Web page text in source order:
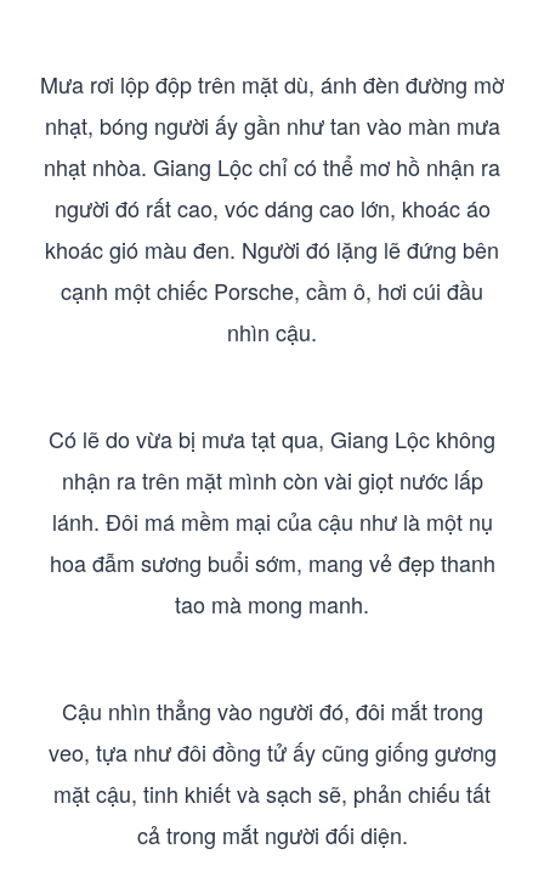
Mưa rơi lộp độp trên mặt dù, ánh đèn đường mờ
nhạt, bóng người ấy gần như tan vào màn mưa
nhạt nhòa. Giang Lộc chỉ có thể mơ hồ nhận ra
người đó rất cao, vóc dáng cao lớn, khoác áo
khoác gió màu đen. Người đó lặng lẽ đứng bên
cạnh một chiếc Porsche, cầm ô, hơi cúi đầu
nhìn cậu.
Có lẽ do vừa bị mưa tạt qua, Giang Lộc không
nhận ra trên mặt mình còn vài giọt nước lấp
lánh. Đôi má mềm mại của cậu như là một nụ
hoa đẫm sương buổi sớm, mang vẻ đẹp thanh
tao mà mong manh.
Cậu nhìn thẳng vào người đó, đôi mắt trong
veo, tựa như đôi đồng tử ấy cũng giống gương
mặt cậu, tinh khiết và sạch sẽ, phản chiếu tất
cả trong mắt người đối diện.